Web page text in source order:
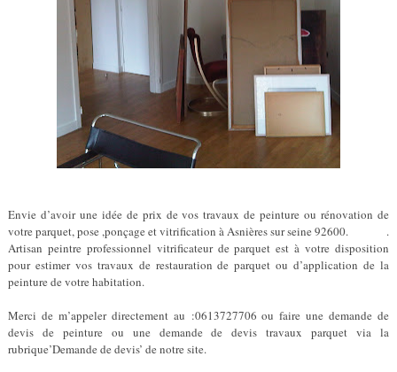
Envie d’avoir une idée de prix de vos travaux de peinture ou rénovation de
votre parquet, pose ,ponçage et vitrification à Asnières sur seine 92600. .
Artisan peintre professionnel vitrificateur de parquet est à votre disposition
pour estimer vos travaux de restauration de parquet ou d’application de la
peinture de votre habitation.
Merci de m’appeler directement au :0613727706 ou faire une demande de
devis de peinture ou une demande de devis travaux parquet via la
rubrique’Demande de devis’ de notre site.